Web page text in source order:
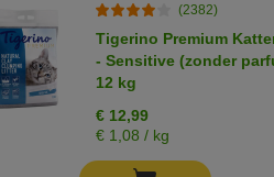
(2382)
Tigerino Premium
- Sensitive (zonder
12 kg
€ 12,99
€ 1,08 / kg